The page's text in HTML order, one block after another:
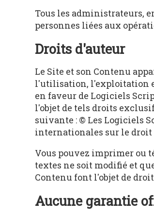
Tous les administrateurs,
personnes liées aux
Droits d'auteur
Le Site et son Contenu
l'utilisation, l'exploitation
en faveur de Logiciels
l'objet de tels droits
suivante : © Les Logiciels
internationales sur le
Vous pouvez imprimer ou
textes ne soit modifié et
Contenu font l'objet de
Aucune garantie